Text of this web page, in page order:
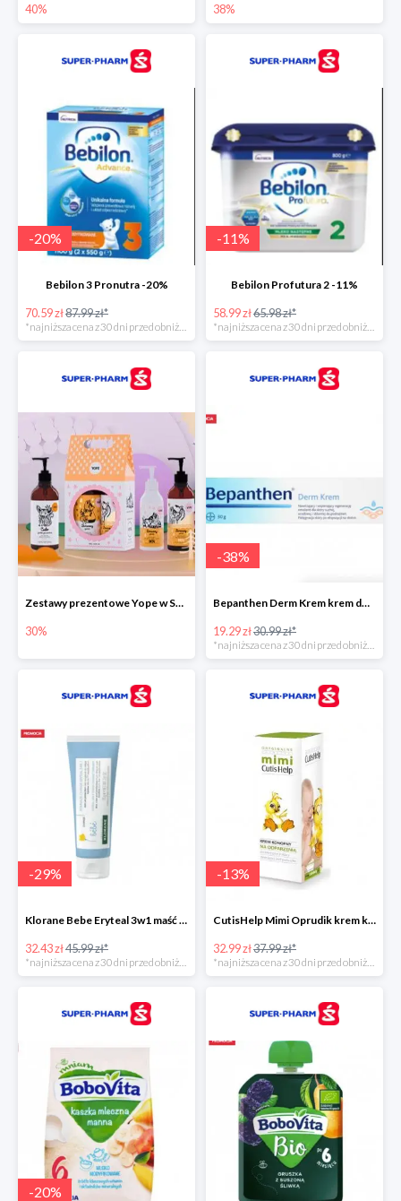
40% 38%
-20%
Bebilon 3 Pronutra -20%
70.59 zł87.99 zł*
*najniższa cena z 30 dni przed obniżką
-11%
Bebilon Profutura 2 -11%
58.99 zł65.98 zł*
*najniższa cena z 30 dni przed obniżką
Zestawy prezentowe Yope w Super-Pharm do -30%
30%
-38%
Bepanthen Derm Krem krem do ciała
19.29 zł30.99 zł*
-29%
Klorane Bebe Eryteal 3w1 maść do przewijania dla dzieci
32.43 zł45.99 zł*
*najniższa cena z 30 dni przed obniżką
-13%
CutisHelp Mimi Oprudik krem konopny
32.99 zł37.99 zł*
*najniższa cena z 30 dni przed obniżką
-20%